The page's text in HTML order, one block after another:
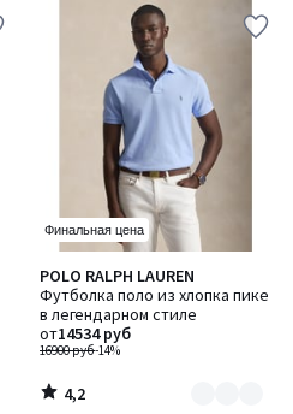
Финальная цена
POLO RALPH LAUREN
Футболка поло из хлопка пике
в легендарном стиле
16900 руб-14%
от14534 руб
4,2
/ 5
Количество
цветов:
5
4,2
/